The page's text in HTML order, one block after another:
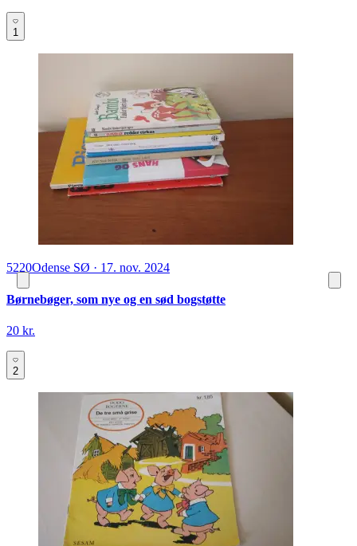
1
5220Odense SØ · 17. nov. 2024
Børnebøger, som nye og en sød bogstøtte
20 kr.
2